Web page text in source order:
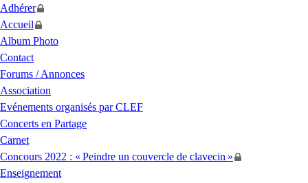
Adhérer
Accueil
Album Photo
Contact
Forums / Annonces
Association
Evénements organisés parCLEF
Concerts en Partage
Carnet
Concours 2022 : « Peindre un couvercle de clavecin »
Enseignement